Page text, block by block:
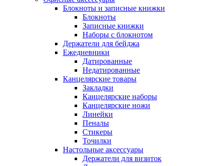
Блокноты и записные книжки
Блокноты
Записные книжки
Наборы с блокнотом
Держатели для бейджа
Ежедневники
Датированные
Недатированные
Канцелярские товары
Закладки
Канцелярские наборы
Канцелярские ножи
Линейки
Пеналы
Стикеры
Точилки
Настольные аксессуары
Держатели для визиток